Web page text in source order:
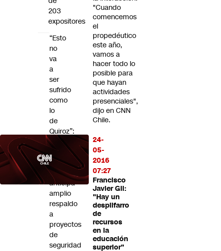
"Cuando
comencemos
el
propedéutico
este año,
vamos a
hacer todo lo
posible para
que hayan
actividades
presenciales",
dijo en CNN
Chile.
24-
05-
2016
07:27
Francisco
Javier Gil:
"Hay un
despilfarro
de
recursos
en la
educación
superior"
203
expositores
“Esto
no
va
a
ser
sufrido
como
lo
de
Quiroz”:
Presidente
de
la
Cámara
anticipa
amplio
respaldo
a
proyectos
de
seguridad